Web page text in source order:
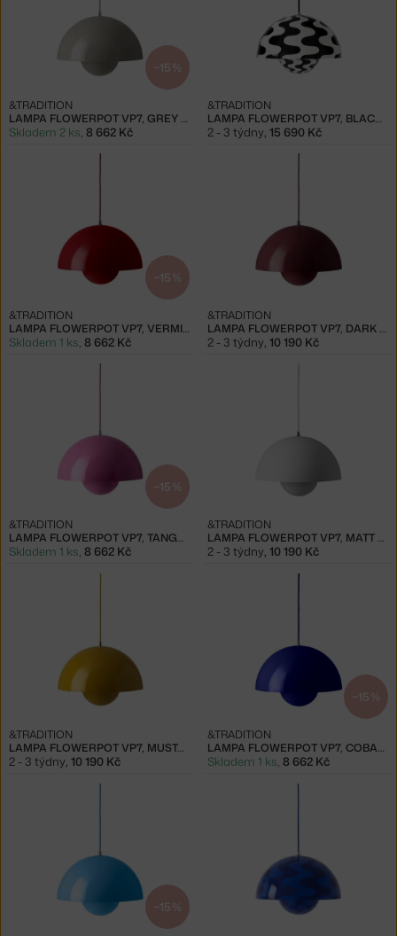
−15 %
LAMPA FLOWERPOT VP7, GREY BEIGE
&TRADITION
Skladem 2 ks 8 662 Kč
LAMPA FLOWERPOT VP7, BLACK/WHITE
&TRADITION
2 - 3 týdny 15 690 Kč
−15 %
LAMPA FLOWERPOT VP7, VERMILION RED
&TRADITION
Skladem 1 ks 8 662 Kč
LAMPA FLOWERPOT VP7, DARK PLUM
&TRADITION
2 - 3 týdny 10 190 Kč
−15 %
LAMPA FLOWERPOT VP7, TANGY PINK
&TRADITION
Skladem 1 ks, 8 662 Kč
LAMPA FLOWERPOT VP7, MATT LIGHT GREY
&TRADITION
2 - 3 týdny, 10 190 Kč
LAMPA FLOWERPOT VP7, MUSTARD
&TRADITION
2 - 3 týdny, 10 190 Kč
−15 %
LAMPA FLOWERPOT VP7, COBALT BLUE
&TRADITION
Skladem 1 ks, 8 662 Kč
−15 %